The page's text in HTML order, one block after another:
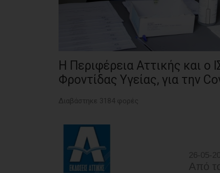
Η Περιφέρεια Αττικής και
Φροντίδας Υγείας, για την
Διαβάστηκε 3184 φορές
26-05-
Από